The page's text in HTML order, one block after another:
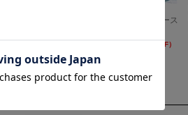
バックラインレース
￥11,880（40％OFF）